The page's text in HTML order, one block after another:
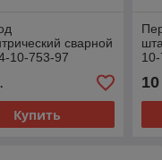
сварной
10-753-97
Купить
10